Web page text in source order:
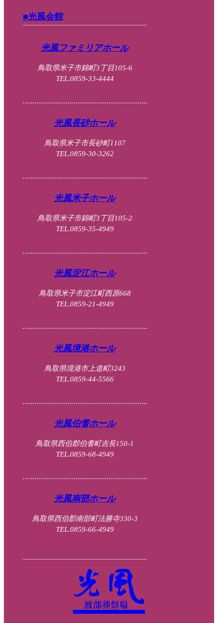
光風会館
光風ファミリアホール
鳥取県米子市錦町3丁目105-6
TEL.0859-33-4444
光風長砂ホール
鳥取県米子市長砂町1107
TEL.0859-30-3262
光風米子ホール
鳥取県米子市錦町3丁目105-2
TEL.0859-35-4949
光風淀江ホール
鳥取県米子市淀江町西原668
TEL.0859-21-4949
光風境港ホール
鳥取県境港市上道町3243
TEL.0859-44-5566
光風伯耆ホール
鳥取県西伯郡伯耆町吉長150-1
TEL.0859-68-4949
光風南部ホール
鳥取県西伯郡南部町法勝寺330-3
TEL.0859-66-4949